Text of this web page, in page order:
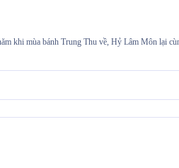
khi mùa bánh Trung Thu về, Hỷ Lâm Môn lại